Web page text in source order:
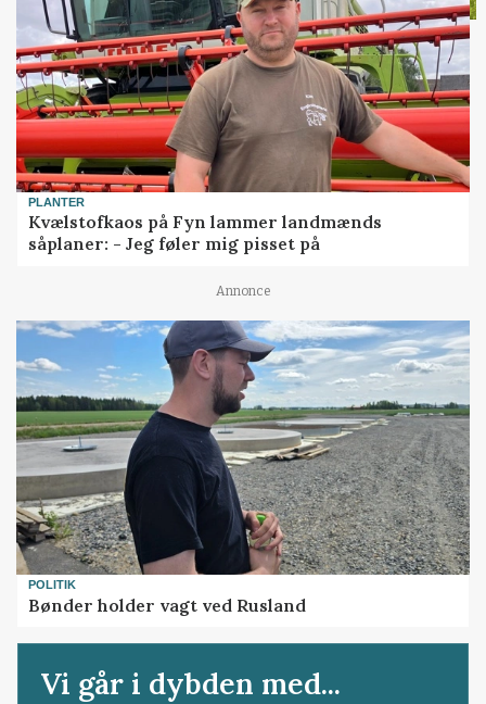
PLANTER
Kvælstofkaos på Fyn lammer landmænds
såplaner: - Jeg føler mig pisset på
Annonce
POLITIK
Bønder holder vagt ved Rusland
Vi går i dybden med...